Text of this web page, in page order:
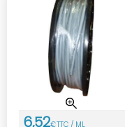
6,52€TTC / ML